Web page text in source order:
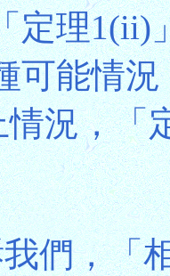
定理1(ii)
可能情
況，「
們，「